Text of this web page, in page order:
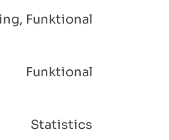
Funktional
Funktional
Statistics